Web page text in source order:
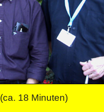
(ca. 18 Minuten)